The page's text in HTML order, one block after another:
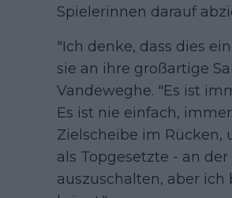
Spielerinnen darauf
"Ich denke, dass dies
sie an ihre großartige
Vandeweghe. "Es ist
Es ist nie einfach,
Zielscheibe im Rücken,
als Topgesetzte - an
auszuschalten, aber ich